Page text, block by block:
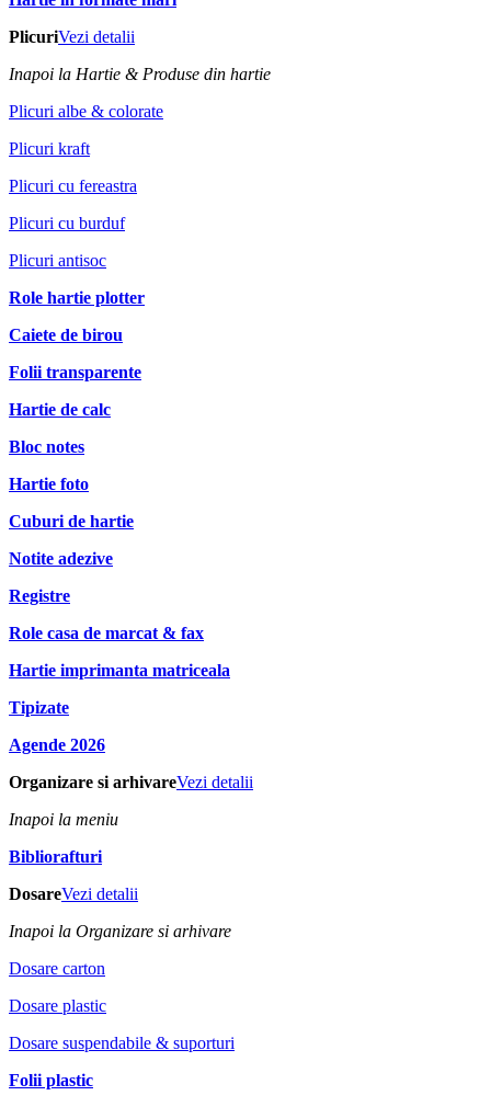
PlicuriVezi detalii
Inapoi la Hartie & Produse din hartie
Plicuri albe & colorate
Plicuri kraft
Plicuri cu fereastra
Plicuri cu burduf
Plicuri antisoc
Role hartie plotter
Caiete de birou
Folii transparente
Hartie de calc
Bloc notes
Hartie foto
Cuburi de hartie
Notite adezive
Registre
Role casa de marcat & fax
Hartie imprimanta matriceala
Tipizate
Agende 2026
Organizare si arhivareVezi detalii
Inapoi la meniu
Bibliorafturi
DosareVezi detalii
Inapoi la Organizare si arhivare
Dosare carton
Dosare plastic
Dosare suspendabile & suporturi
Folii plastic